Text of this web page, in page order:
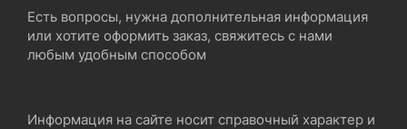
Есть вопросы, нужна дополнительная информация
или хотите оформить заказ, свяжитесь с нами
любым удобным способом
Информация на сайте носит справочный характер и